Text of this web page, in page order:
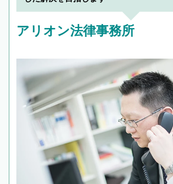
アリオン法律事務所